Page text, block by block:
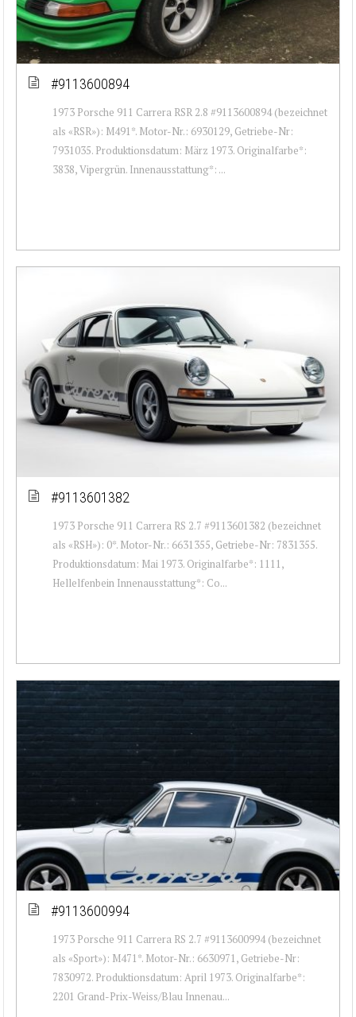
#9113600894
1973 Porsche 911 Carrera RSR 2.8 #9113600894 (bezeichnet
als «RSR»): M491*. Motor-Nr.: 6930129, Getriebe-Nr:
7931035. Produktionsdatum: März 1973. Originalfarbe*:
3838, Vipergrün. Innenausstattung*: ...
#9113601382
1973 Porsche 911 Carrera RS 2.7 #9113601382 (bezeichnet
als «RSH»): 0*. Motor-Nr.: 6631355, Getriebe-Nr: 7831355.
Produktionsdatum: Mai 1973. Originalfarbe*: 1111,
Hellelfenbein Innenausstattung*: Co...
#9113600994
1973 Porsche 911 Carrera RS 2.7 #9113600994 (bezeichnet
als «Sport»): M471*. Motor-Nr.: 6630971, Getriebe-Nr:
7830972. Produktionsdatum: April 1973. Originalfarbe*:
2201 Grand-Prix-Weiss/Blau Innenau...